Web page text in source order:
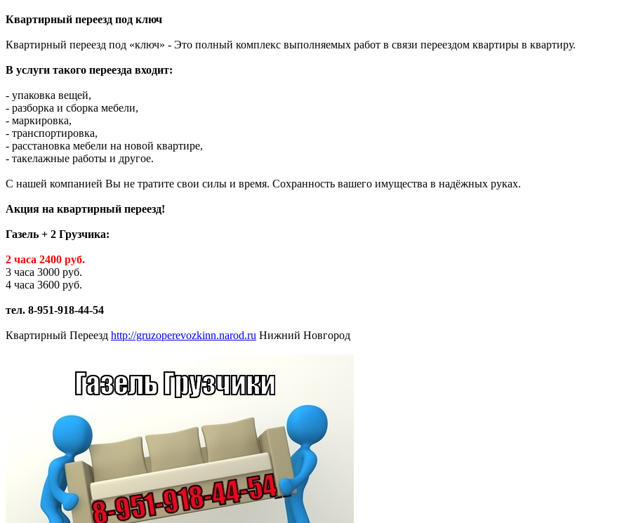
Квартирный переезд под ключ
Квартирный переезд под «ключ» - Это полный комплекс выполняемых работ в связи переездом квартиры в квартиру.
В услуги такого переезда входит:
- упаковка вещей,
- разборка и сборка мебели,
- маркировка,
- транспортировка,
- расстановка мебели на новой квартире,
- такелажные работы и другое.
С нашей компанией Вы не тратите свои силы и время. Сохранность вашего имущества в надёжных руках.
Акция на квартирный переезд!
Газель + 2 Грузчика:
2 часа 2400 руб.
3 часа 3000 руб.
4 часа 3600 руб.
тел. 8-951-918-44-54
Квартирный Переезд http://gruzoperevozkinn.narod.ru Нижний Новгород